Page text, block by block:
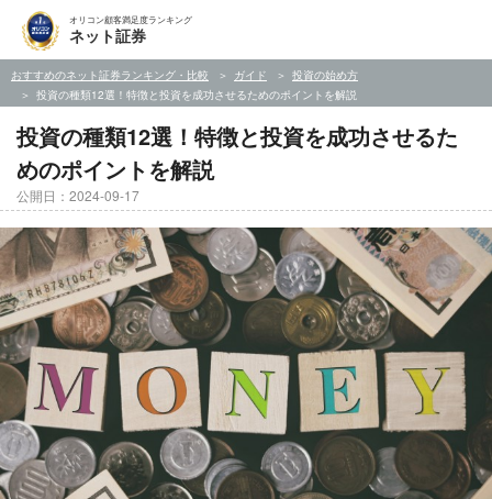
オリコン顧客満足度ランキング
ネット証券
おすすめのネット証券ランキング・比較 ガイド
投資の始め方
投資の種類12選！特徴と投資を成功させるためのポイントを解説
投資の種類12選！特徴と投資を成功させるた
めのポイントを解説
公開日：2024-09-17